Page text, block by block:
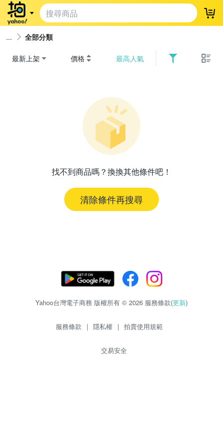
登
全部分類
最新上架 價格 最高人氣
找不到商品嗎？換換其他條件吧！
清除條件再搜尋
Yahoo台灣電子商務 版權所有 © 2026 服務條款(更新)
服務條款 | 隱私權 | 拍賣使用規範
交易安全